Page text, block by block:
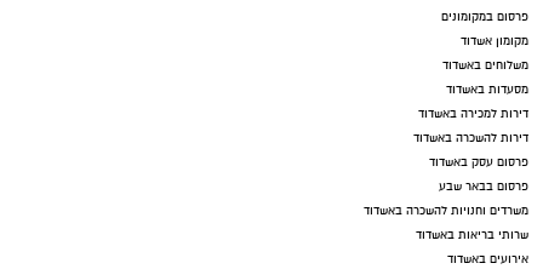
פרסום במקומונים
מקומון אשדוד
משלוחים באשדוד
מסעדות באשדוד
דירות למכירה באשדוד
דירות להשכרה באשדוד
פרסום עסק באשדוד
פרסום בבאר שבע
משרדים וחנויות להשכרה באשדוד
שרותי בריאות באשדוד
אירועים באשדוד